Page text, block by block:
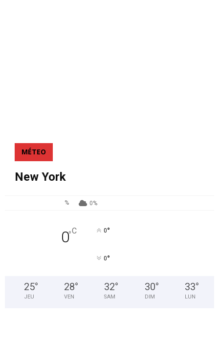
MÉTEO
New York
% 0%
0°C 0°
0°
25°
JEU
28°
VEN
32°
SAM
30°
DIM
33°
LUN